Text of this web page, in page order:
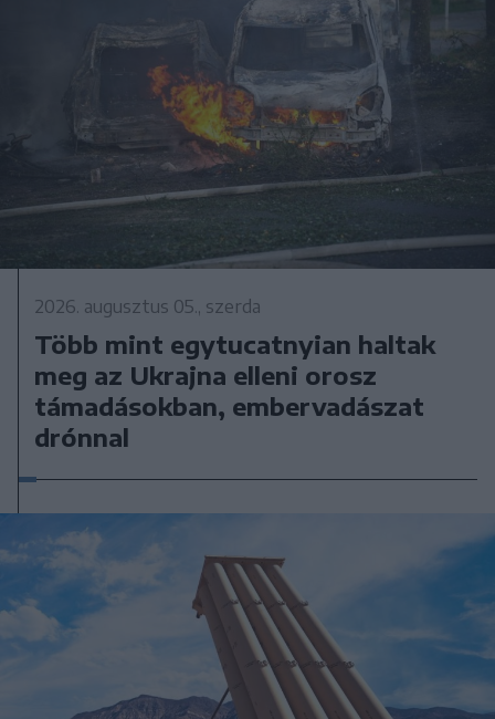
2026. augusztus 05., szerda
Több mint egytucatnyian haltak
meg az Ukrajna elleni orosz
támadásokban, embervadászat
drónnal